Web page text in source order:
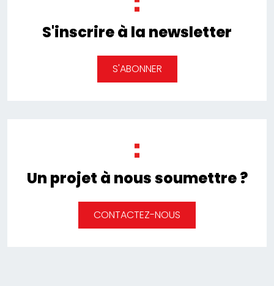
S'inscrire à la newsletter
S'ABONNER
Un projet à nous soumettre ?
CONTACTEZ-NOUS